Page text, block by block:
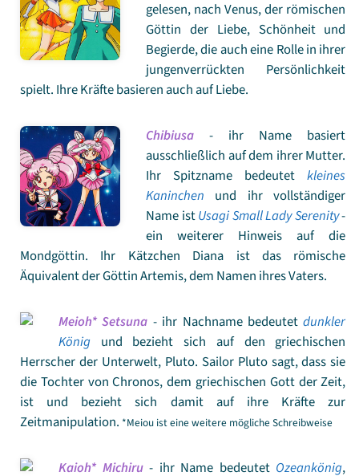
gelesen, nach Venus, der römischen
Göttin der Liebe, Schönheit und
Begierde, die auch eine Rolle in ihrer
jungenverrückten Persönlichkeit
spielt. Ihre Kräfte basieren auch auf Liebe.
Chibiusa- ihr Name basiert
ausschließlich auf dem ihrer Mutter.
Ihr Spitzname bedeutetkleines
Kaninchen und ihr vollständiger
Name istUsagi Small Lady Serenity-
ein weiterer Hinweis auf die
Mondgöttin. Ihr Kätzchen Diana ist das römische
Äquivalent der Göttin Artemis, dem Namen ihres Vaters.
Meioh* Setsuna - ihr Nachname bedeutetdunkler
Königund bezieht sich auf den griechischen
Herrscher der Unterwelt, Pluto. Sailor Pluto sagt, dass sie
die Tochter von Chronos, dem griechischen Gott der Zeit,
ist und bezieht sich damit auf ihre Kräfte zur
Zeitmanipulation. *Meiou ist eine weitere mögliche Schreibweise
Kaioh* Michiru- ihr Name bedeutet Ozeankönig,